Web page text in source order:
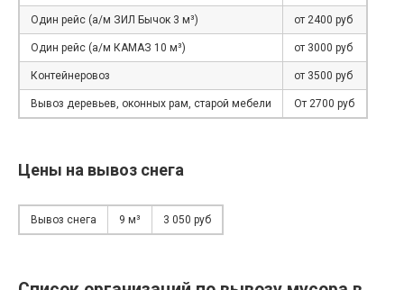
Один рейс (а/м ЗИЛ Бычок 3 м³) от 2400 руб
Один рейс (а/м КАМАЗ 10 м³) от 3000 руб
Контейнеровоз от 3500 руб
Вывоз деревьев, оконных рам, старой мебели От 2700 руб
Цены на вывоз снега
Вывоз снега 9 м³ 3 050 руб